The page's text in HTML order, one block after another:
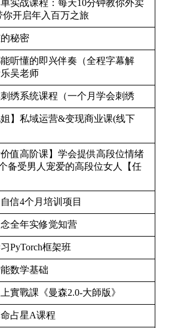
实战课程：每天10分钟教你外卖
你开启年入百万之旅
秘密
能听懂的即兴伴奏（全程字幕解
吴老师
刺绣系统课程（一个月学会刺绣
姐】私域运营&变现商业课(线下
价值高阶课】学会提供高段位情绪
备受男人宠爱的高段位女人【任
信4个月培训项目
全年实修觉知营
PyTorch框架班
数学基础
實戰課《曼森2.0-大師版》
命占星A课程